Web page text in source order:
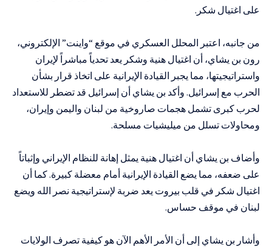
على اغتيال شكر.
من جانبه، اعتبر المحلل العسكري في موقع “واينت” الإلكتروني،
رون بن يشاي، أن اغتيال هنية وشكر يعد تحدياً مباشراً لإيران
واستراتيجيتها، مما يجبر القيادة الإيرانية على اتخاذ قرار بشأن
الحرب مع إسرائيل. وأكد بن يشاي أن إسرائيل قد تضطر للاستعداد
لحرب كبرى تشمل هجمات صاروخية من لبنان واليمن وإيران،
ومحاولات تسلل من ميليشيات مسلحة.
وأضاف بن يشاي أن اغتيال هنية يمثل إهانة للنظام الإيراني وإثباتاً
على ضعفه، مما يضع القيادة الإيرانية أمام معضلة كبيرة. كما أن
اغتيال شكر في قلب بيروت يعد ضربة لإستراتيجية نصر الله ويضع
لبنان في موقف حساس.
وأشار بن يشاي إلى أن الأمر الأهم الآن هو كيفية تصرف الولايات